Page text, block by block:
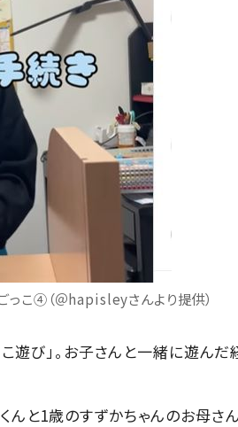
っこ④（＠hapisleyさんより提供）
遊び」。お子さんと一緒に遊ん
んと1歳のすずかちゃんのお母さ